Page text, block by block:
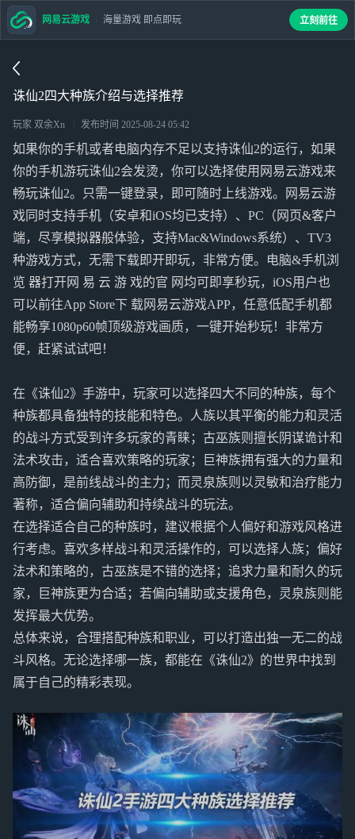
诛仙2四大种族介绍与选择推荐
玩家 双余Xn 发布时间 2025-08-24 05:42
如果你的手机或者电脑内存不足以支持诛仙2的运行，如果
你的手机游玩诛仙2会发烫，你可以选择使用网易云游戏来
畅玩诛仙2。只需一键登录，即可随时上线游戏。网易云游
戏同时支持手机（安卓和iOS均已支持）、PC（网页&客户
端，尽享模拟器般体验，支持Mac&Windows系统）、TV3
种游戏方式，无需下载即开即玩，非常方便。电脑&手机浏
览 器打开网 易 云 游 戏的官 网均可即享秒玩，iOS用户也
可以前往App Store下 载网易云游戏APP，任意低配手机都
能畅享1080p60帧顶级游戏画质，一键开始秒玩！非常方
便，赶紧试试吧！
在《诛仙2》手游中，玩家可以选择四大不同的种族，每个
种族都具备独特的技能和特色。人族以其平衡的能力和灵活
的战斗方式受到许多玩家的青睐；古巫族则擅长阴谋诡计和
法术攻击，适合喜欢策略的玩家；巨神族拥有强大的力量和
高防御，是前线战斗的主力；而灵泉族则以灵敏和治疗能力
著称，适合偏向辅助和持续战斗的玩法。
在选择适合自己的种族时，建议根据个人偏好和游戏风格进
行考虑。喜欢多样战斗和灵活操作的，可以选择人族；偏好
法术和策略的，古巫族是不错的选择；追求力量和耐久的玩
家，巨神族更为合适；若偏向辅助或支援角色，灵泉族则能
发挥最大优势。
总体来说，合理搭配种族和职业，可以打造出独一无二的战
斗风格。无论选择哪一族，都能在《诛仙2》的世界中找到
属于自己的精彩表现。
网易云游戏 海量游戏 即点即玩 立刻前往